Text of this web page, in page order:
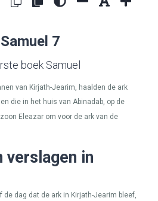
7
boek Samuel
van Kirjath-Jearim, haalden de ark
die in het huis van Abinadab, op de
Eleazar om voor de ark van de
verslagen in
de dag dat de ark in Kirjath-Jearim bleef,